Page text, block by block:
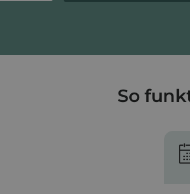
So